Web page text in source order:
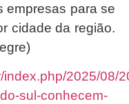
empresas para se
cidade da região.
2025/08/
sul-conhecem-